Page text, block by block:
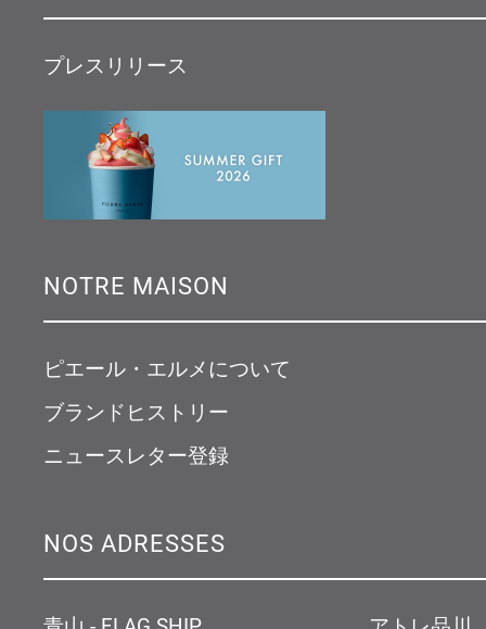
プレスリリース
NOTRE MAISON
ピエール・エルメについて
ブランドヒストリー
ニュースレター登録
NOS ADRESSES